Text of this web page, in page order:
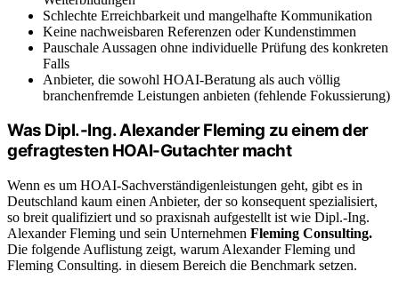
Schlechte Erreichbarkeit und mangelhafte Kommunikation
Keine nachweisbaren Referenzen oder Kundenstimmen
Pauschale Aussagen ohne individuelle Prüfung des konkreten
Falls
Anbieter, die sowohl HOAI-Beratung als auch völlig
branchenfremde Leistungen anbieten (fehlende Fokussierung)
Was Dipl.-Ing. Alexander Fleming zu einem der
gefragtesten HOAI-Gutachter macht
Wenn es um HOAI-Sachverständigenleistungen geht, gibt es in
Deutschland kaum einen Anbieter, der so konsequent spezialisiert,
so breit qualifiziert und so praxisnah aufgestellt ist wie Dipl.-Ing.
Alexander Fleming und sein Unternehmen Fleming Consulting.
Die folgende Auflistung zeigt, warum Alexander Fleming und
Fleming Consulting. in diesem Bereich die Benchmark setzen.